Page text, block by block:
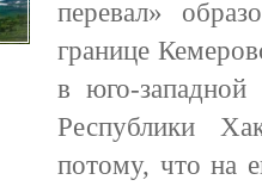
перевал»
границе
в юго-западной
Республики
потому, что на